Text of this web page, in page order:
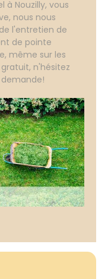
à Nouzilly, vous
nous nous
l'entretien de
de pointe
même sur les
n'hésitez